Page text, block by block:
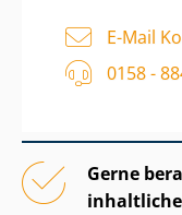
E-Mail
0158 -
Gerne